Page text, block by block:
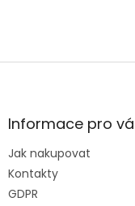
Z
ä
e
Informace pro
Jak nakupovat
Kontakty
GDPR